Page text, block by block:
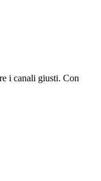
i canali giusti. Con